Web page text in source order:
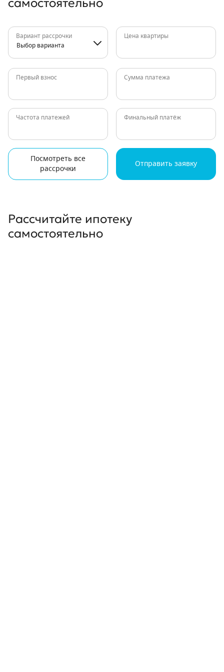
самостоятельно
Вариант рассрочки
Выбор варианта
Цена квартиры
Первый взнос Сумма платежа
Частота платежей Финальный платёж
Посмотреть все
рассрочки
Отправить заявку
Рассчитайте ипотеку
самостоятельно